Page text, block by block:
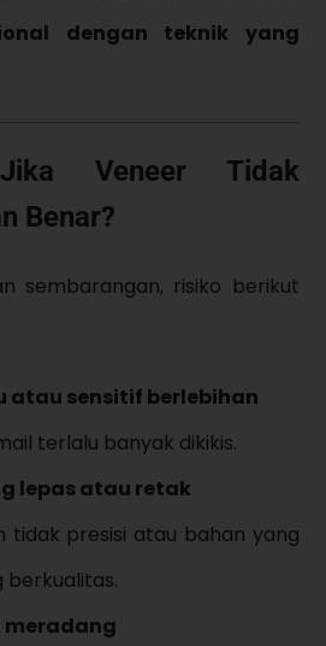
dengan teknik yang
Veneer Tidak
Benar?
sembarangan, risiko berikut
atau sensitif berlebihan
terlalu banyak dikikis.
lepas atau retak
tidak presisi atau bahan yang
berkualitas.
meradang